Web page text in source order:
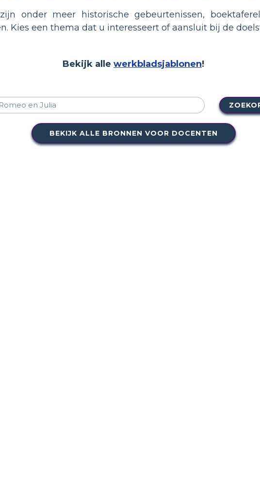
onder meer historische gebeurtenissen,
Kies een thema dat u interesseert of aansluit bij de
Bekijk alle werkbladsjablonen!
BEKIJK ALLE BRONNEN VOOR DOCENTEN